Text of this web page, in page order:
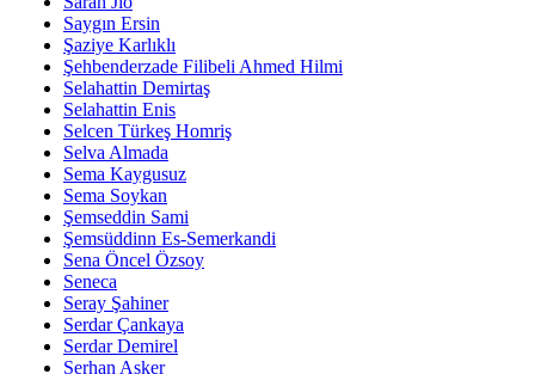
Saygın Ersin
Şaziye Karlıklı
Şehbenderzade Filibeli Ahmed Hilmi
Selahattin Demirtaş
Selahattin Enis
Selcen Türkeş Homriş
Selva Almada
Sema Kaygusuz
Sema Soykan
Şemseddin Sami
Şemsüddinn Es-Semerkandi
Sena Öncel Özsoy
Seneca
Seray Şahiner
Serdar Çankaya
Serdar Demirel
Serhan Asker